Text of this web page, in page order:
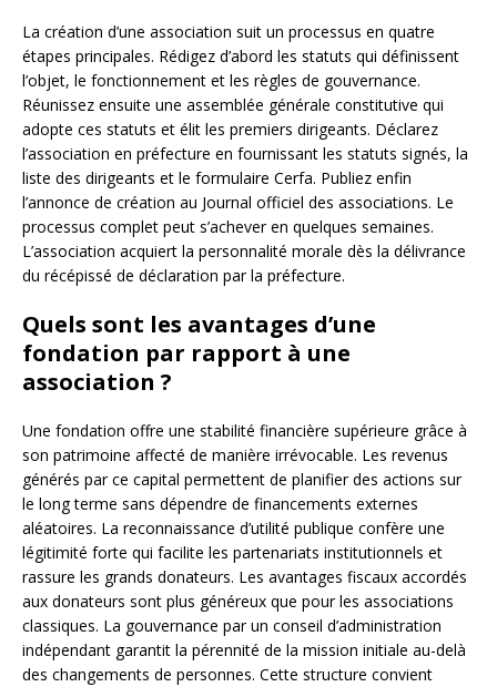
La création d’une association suit un processus en quatre
étapes principales. Rédigez d’abord les statuts qui définissent
l’objet, le fonctionnement et les règles de gouvernance.
Réunissez ensuite une assemblée générale constitutive qui
adopte ces statuts et élit les premiers dirigeants. Déclarez
l’association en préfecture en fournissant les statuts signés, la
liste des dirigeants et le formulaire Cerfa. Publiez enfin
l’annonce de création au Journal officiel des associations. Le
processus complet peut s’achever en quelques semaines.
L’association acquiert la personnalité morale dès la délivrance
du récépissé de déclaration par la préfecture.
Quels sont les avantages d’une
fondation par rapport à une
association ?
Une fondation offre une stabilité financière supérieure grâce à
son patrimoine affecté de manière irrévocable. Les revenus
générés par ce capital permettent de planifier des actions sur
le long terme sans dépendre de financements externes
aléatoires. La reconnaissance d’utilité publique confère une
légitimité forte qui facilite les partenariats institutionnels et
rassure les grands donateurs. Les avantages fiscaux accordés
aux donateurs sont plus généreux que pour les associations
classiques. La gouvernance par un conseil d’administration
indépendant garantit la pérennité de la mission initiale au-delà
des changements de personnes. Cette structure convient